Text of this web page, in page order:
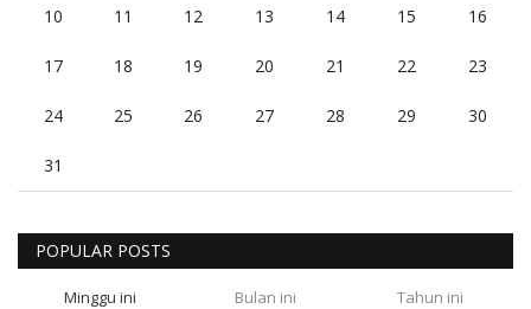
10 11 12 13 14 15 16
17 18 19 20 21 22 23
24 25 26 27 28 29 30
31
POPULAR POSTS
Minggu ini Bulan ini Tahun ini